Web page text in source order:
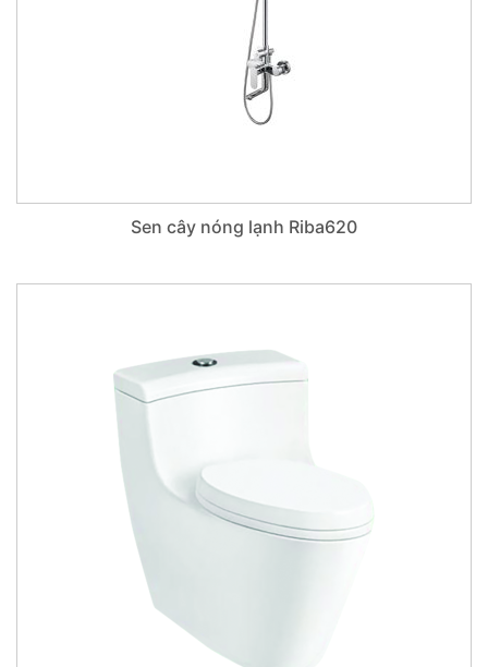
Sen cây nóng lạnh Riba620